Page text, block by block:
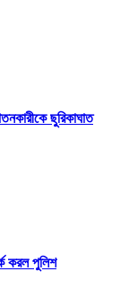
ছুরিকাঘাত
করল পুলিশ